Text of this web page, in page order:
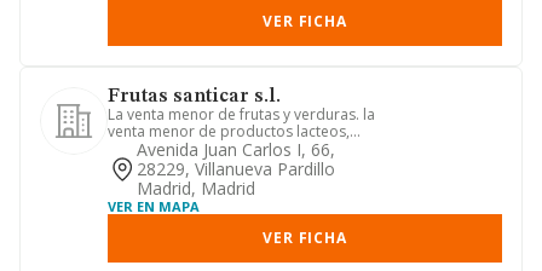
VER FICHA
Frutas santicar s.l.
La venta menor de frutas y verduras. la
venta menor de productos lacteos,
pescados, carnes y deriva...
Avenida Juan Carlos I, 66,
28229, Villanueva Pardillo
Madrid, Madrid
VER EN MAPA
VER FICHA